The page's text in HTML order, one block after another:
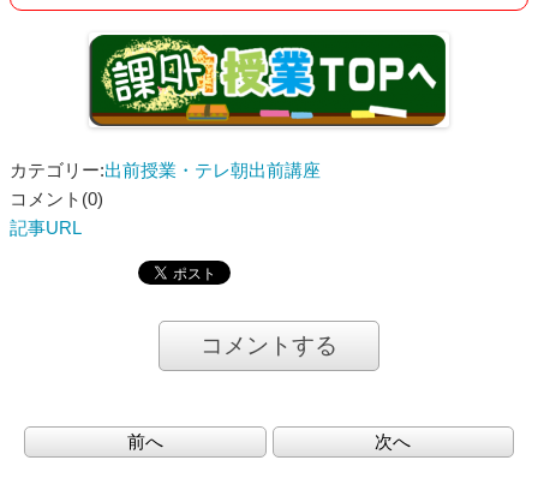
カテゴリー:出前授業・テレ朝出前講座
コメント(0)
記事URL
コメントする
前へ 次へ